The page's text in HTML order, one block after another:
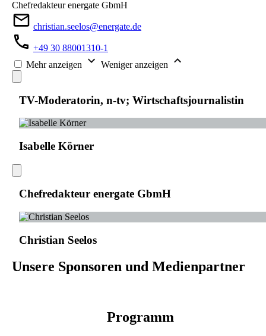
Chefredakteur energate GbmH
christian.seelos@energate.de
+49 30 88001310-1
Mehr anzeigen
Weniger anzeigen
TV-Moderatorin, n-tv; Wirtschaftsjournalistin
Isabelle Körner
Chefredakteur energate GbmH
Christian Seelos
Unsere Sponsoren und Medienpartner
Programm